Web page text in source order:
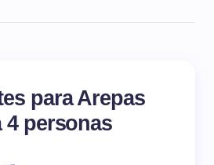
para Arepas
4 personas